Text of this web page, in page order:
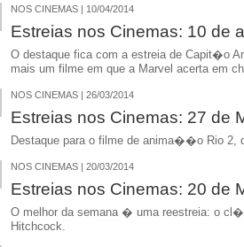
NOS CINEMAS | 10/04/2014
Estreias nos Cinemas: 10 de
O destaque fica com a estreia de Capit�o
mais um filme em que a Marvel acerta em
NOS CINEMAS | 26/03/2014
Estreias nos Cinemas: 27 de
Destaque para o filme de anima��o Rio 2,
NOS CINEMAS | 20/03/2014
Estreias nos Cinemas: 20 de
O melhor da semana � uma reestreia: o
Hitchcock.